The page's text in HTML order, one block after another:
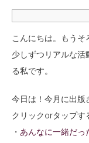
こんにちは。もうそ
少しずつリアルな
る私です。
今日は！今月に出版
クリックorタップす
・ あんなに一緒だっ